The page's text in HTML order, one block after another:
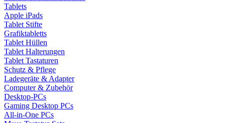
Tablets
Apple iPads
Tablet Stifte
Grafiktabletts
Tablet Hüllen
Tablet Halterungen
Tablet Tastaturen
Schutz & Pflege
Ladegeräte & Adapter
Computer & Zubehör
Desktop-PCs
Gaming Desktop PCs
All-in-One PCs